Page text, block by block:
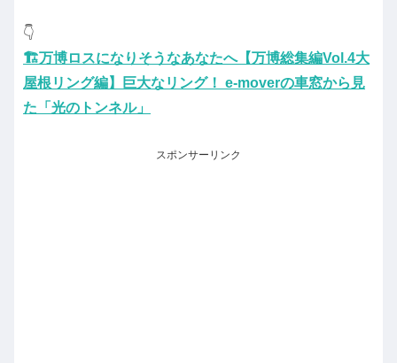
👇️
🏗️万博ロスになりそうなあなたへ【万博総集編Vol.4大
屋根リング編】巨大なリング！ e-moverの車窓から見
た「光のトンネル」
スポンサーリンク